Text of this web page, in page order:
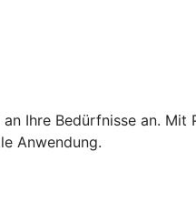
Ihre Bedürfnisse an. Mit
Anwendung.